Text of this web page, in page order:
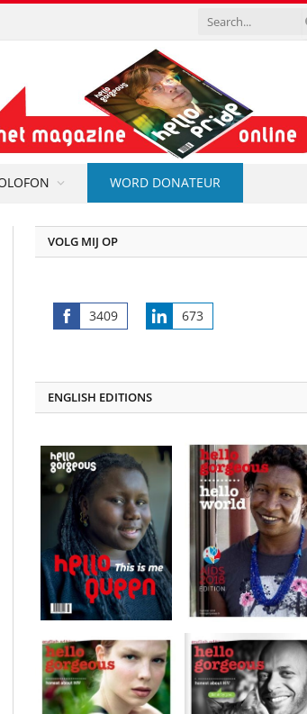
WORD DONATEUR
VOLG MIJ OP
3409
Share
673
Share
ENGLISH EDITIONS